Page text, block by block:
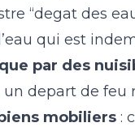
“degat des
qui est
par des
depart de feu
mobiliers :